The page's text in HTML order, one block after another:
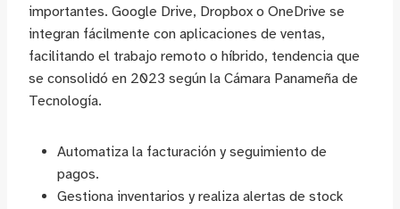
importantes. Google Drive, Dropbox o OneDrive se
integran fácilmente con aplicaciones de ventas,
facilitando el trabajo remoto o híbrido, tendencia que
se consolidó en 2023 según la Cámara Panameña de
Tecnología.
Automatiza la facturación y seguimiento de
pagos.
Gestiona inventarios y realiza alertas de stock